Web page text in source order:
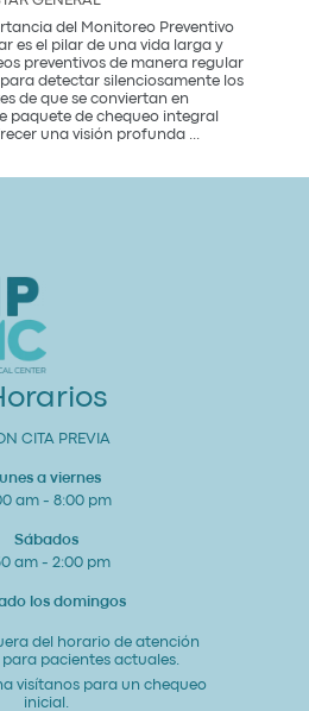
del Monitoreo Preventivo
es el pilar de una vida larga y
preventivos de manera regular
detectar silenciosamente los
de que se conviertan en
paquete de chequeo integral
una visión profunda ...
CITA PREVIA
a viernes
am - 8:00 pm
Sábados
am - 2:00 pm
los domingos
del horario de atención
pacientes actuales.
visítanos para un chequeo
inicial.